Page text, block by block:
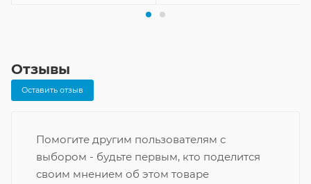
Отзывы
Оставить отзыв
Помогите другим пользователям с
выбором - будьте первым, кто поделится
своим мнением об этом товаре